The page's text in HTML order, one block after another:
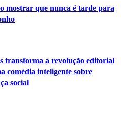
mostrar que nunca é tarde para
transforma a revolução editorial
comédia inteligente sobre
social